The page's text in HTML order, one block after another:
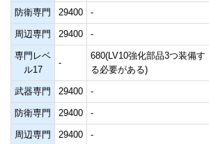
防衛専門 29400 -
周辺専門 29400 -
専門レベ
ル17
-
680(LV10強化部品3つ装備す
る必要がある)
武器専門 29400 -
防衛専門 29400 -
周辺専門 29400 -